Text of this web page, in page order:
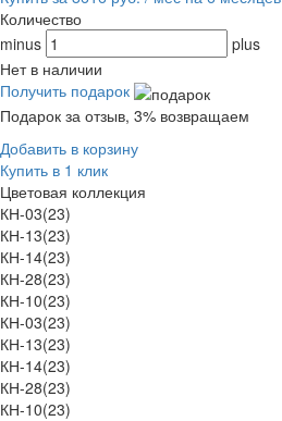
Количество
minus
plus
Нет в наличии
Получить подарок
Подарок за отзыв, 3% возвращаем
Добавить в корзину
Купить в 1 клик
Цветовая коллекция
КН-03(23)
КН-13(23)
КН-14(23)
КН-28(23)
КН-10(23)
КН-03(23)
КН-13(23)
КН-14(23)
КН-28(23)
КН-10(23)